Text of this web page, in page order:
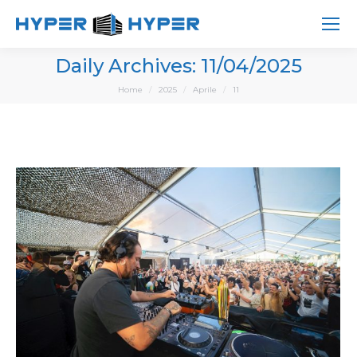
Daily Archives: 11/04/2025
You are here:
Home 2025 Aprile 11